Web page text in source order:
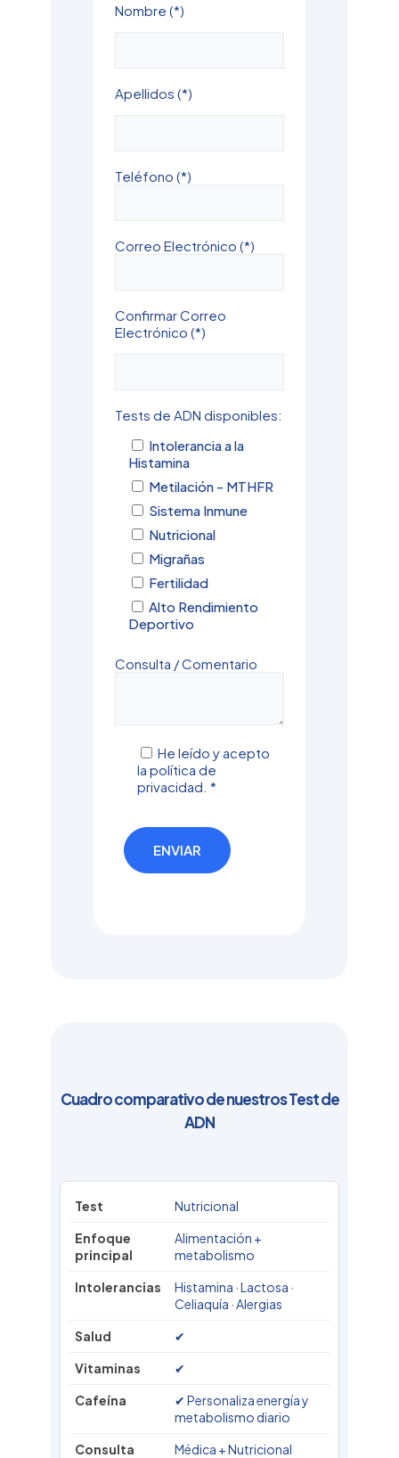
Nombre (*)
Apellidos (*)
Teléfono (*)
Correo Electrónico (*)
Confirmar Correo
Electrónico (*)
Tests de ADN disponibles:
Intolerancia a la
Histamina
Metilación - MTHFR
Sistema Inmune
Nutricional
Migrañas
Fertilidad
Alto Rendimiento
Deportivo
Consulta / Comentario
He leído y acepto
la política de
privacidad. *
Cuadro comparativo de nuestros Test de
ADN
Nutricional
Alimentación +
metabolismo
Histamina · Lactosa ·
Celiaquía · Alergias
✔
✔
✔ Personaliza energía y
metabolismo diario
Médica + Nutricional